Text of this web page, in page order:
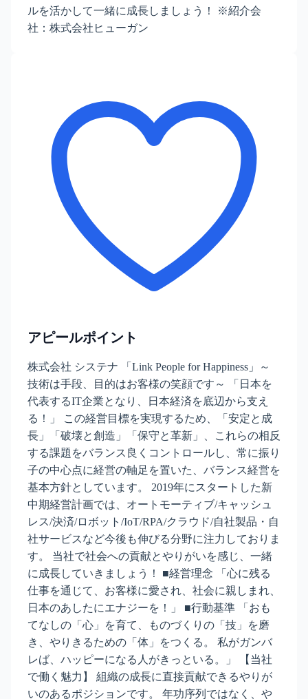
ルを活かして一緒に成長しましょう！ ※紹介会
社：株式会社ヒューガン
アピールポイント
株式会社 システナ 「Link People for Happiness」～
技術は手段、目的はお客様の笑顔です～ 「日本を
代表するIT企業となり、日本経済を底辺から支え
る！」 この経営目標を実現するため、「安定と成
長」「破壊と創造」「保守と革新」、これらの相反
する課題をバランス良くコントロールし、常に振り
子の中心点に経営の軸足を置いた、バランス経営を
基本方針としています。 2019年にスタートした新
中期経営計画では、オートモーティブ/キャッシュ
レス/決済/ロボット/IoT/RPA/クラウド/自社製品・自
社サービスなど今後も伸びる分野に注力しておりま
す。 当社で社会への貢献とやりがいを感じ、一緒
に成長していきましょう！ ■経営理念 「心に残る
仕事を通じて、お客様に愛され、社会に親しまれ、
日本のあしたにエナジーを！」 ■行動基準 「おも
てなしの「心」を育て、ものづくりの「技」を磨
き、やりきるための「体」をつくる。 私がガンバ
レば、ハッピーになる人がきっといる。」 【当社
で働く魅力】 組織の成長に直接貢献できるやりが
いのあるポジションです。 年功序列ではなく、や